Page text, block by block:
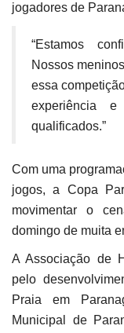
jogadores de
“Estamos
Nossos
essa
experiência
qualificados.”
Com uma
jogos, a Copa
movimentar o
domingo de muita
A Associação de
pelo
Praia em
Municipal de